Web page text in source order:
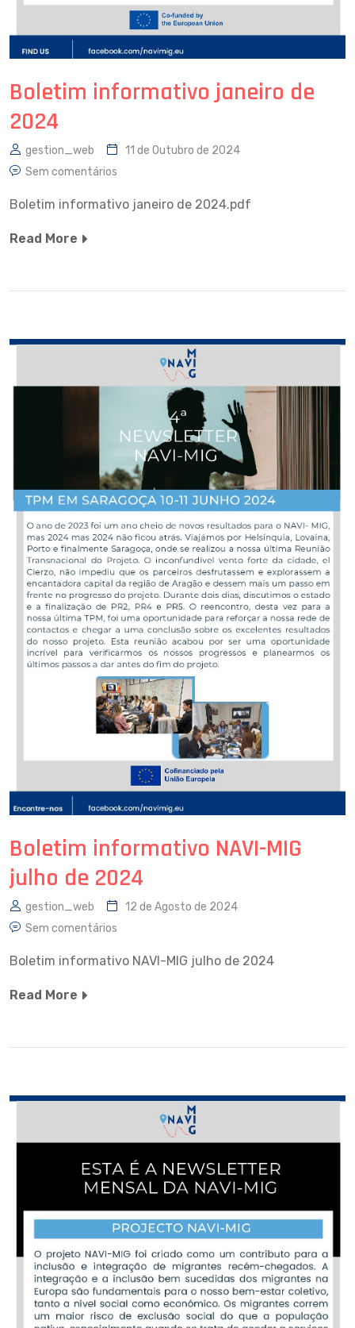
Boletim informativo janeiro de
2024
gestion_web
11 de Outubro de 2024
Sem comentários
Boletim informativo janeiro de 2024.pdf
Read More
Boletim informativo NAVI-MIG
julho de 2024
gestion_web
12 de Agosto de 2024
Sem comentários
Boletim informativo NAVI-MIG julho de 2024
Read More